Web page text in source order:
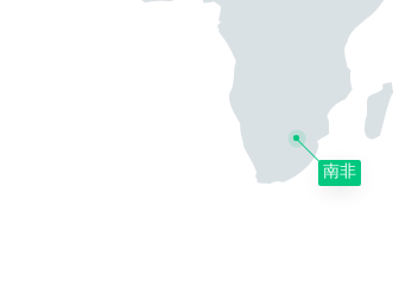
南非